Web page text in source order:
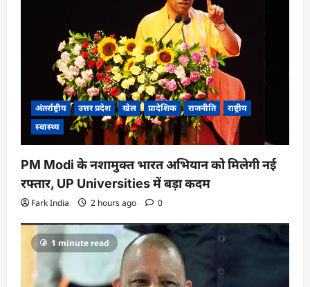
अंतर्राष्ट्रीय उत्तर प्रदेश खेल प्रादेशिक राजनीति
राष्ट्रीय
स्वास्थ्य
PM Modi के नशामुक्त भारत अभियान को मिलेगी नई
रफ्तार, UP Universities में बड़ा कदम
Fark India 2 hours ago 0
1 minute read